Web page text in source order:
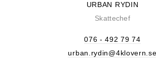
URBAN RYDIN
Skattechef
076 - 492 79 74
urban.rydin@4klovern.se